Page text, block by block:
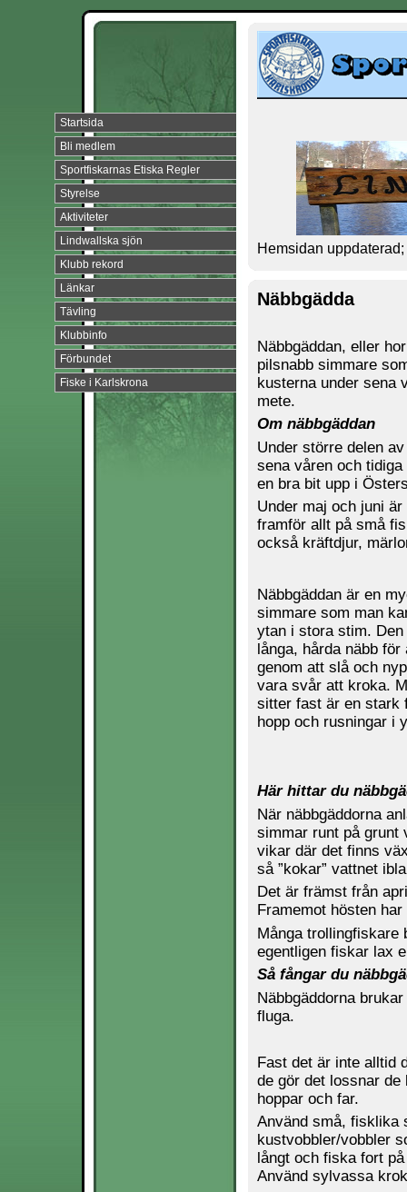
Startsida
Bli medlem
Sportfiskarnas Etiska Regler
Styrelse
Aktiviteter
Lindwallska sjön
Klubb rekord
Länkar
Tävling
Klubbinfo
Förbundet
Fiske i Karlskrona
Hemsidan
Näbbgädda
Näbbgäddan, eller
pilsnabb simmare
kusterna under sena
mete.
Om näbbgäddan
Under större delen
sena våren och
en bra bit upp i
Under maj och juni
framför allt på små
också kräftdjur,
Näbbgäddan är en
simmare som man
ytan i stora stim.
långa, hårda näbb
genom att slå och
vara svår att kroka.
sitter fast är en stark
hopp och rusningar i
Här hittar du
När näbbgäddorna
simmar runt på grunt
vikar där det finns
så ”kokar” vattnet
Det är främst från
Framemot hösten
Många trollingfiskare
egentligen fiskar lax
Så fångar du
Näbbgäddorna
fluga.
Fast det är inte alltid
de gör det lossnar
hoppar och far.
Använd små, fisklika
kustvobbler/vobbler
långt och fiska fort
Använd sylvassa